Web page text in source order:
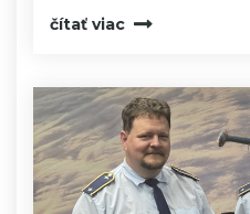
čítať viac